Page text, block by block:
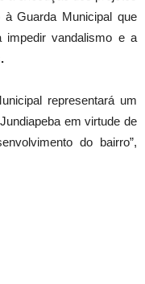
Guarda Municipal que
impedir vandalismo e a
.
representará um
em virtude de
do bairro”,